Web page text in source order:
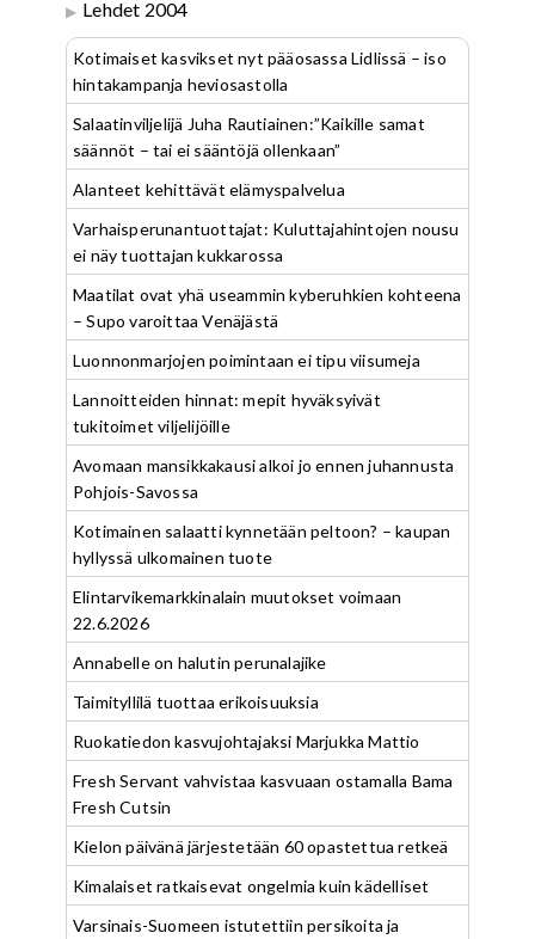
Lehdet 2004
Kotimaiset kasvikset nyt pääosassa Lidlissä – iso
hintakampanja heviosastolla
Salaatinviljelijä Juha Rautiainen:”Kaikille samat
säännöt – tai ei sääntöjä ollenkaan”
Alanteet kehittävät elämyspalvelua
Varhaisperunantuottajat: Kuluttajahintojen nousu
ei näy tuottajan kukkarossa
Maatilat ovat yhä useammin kyberuhkien kohteena
– Supo varoittaa Venäjästä
Luonnonmarjojen poimintaan ei tipu viisumeja
Lannoitteiden hinnat: mepit hyväksyivät
tukitoimet viljelijöille
Avomaan mansikkakausi alkoi jo ennen juhannusta
Pohjois-Savossa
Kotimainen salaatti kynnetään peltoon? – kaupan
hyllyssä ulkomainen tuote
Elintarvikemarkkinalain muutokset voimaan
22.6.2026
Annabelle on halutin perunalajike
Taimityllilä tuottaa erikoisuuksia
Ruokatiedon kasvujohtajaksi Marjukka Mattio
Fresh Servant vahvistaa kasvuaan ostamalla Bama
Fresh Cutsin
Kielon päivänä järjestetään 60 opastettua retkeä
Kimalaiset ratkaisevat ongelmia kuin kädelliset
Varsinais-Suomeen istutettiin persikoita ja